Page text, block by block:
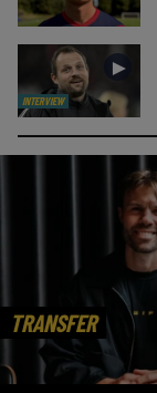
INTERVIEW
►
TRANSFER